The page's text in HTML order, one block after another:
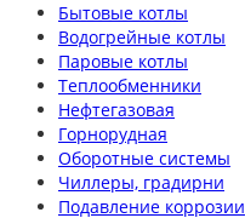
Бытовые котлы
Водогрейные котлы
Паровые котлы
Теплообменники
Нефтегазовая
Горнорудная
Оборотные системы
Чиллеры, градирни
Подавление коррозии